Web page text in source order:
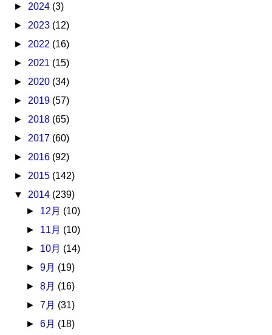
► 2024 (3)
► 2023 (12)
► 2022 (16)
► 2021 (15)
► 2020 (34)
► 2019 (57)
► 2018 (65)
► 2017 (60)
► 2016 (92)
► 2015 (142)
▼ 2014 (239)
► 12月 (10)
► 11月 (10)
► 10月 (14)
► 9月 (19)
► 8月 (16)
► 7月 (31)
► 6月 (18)